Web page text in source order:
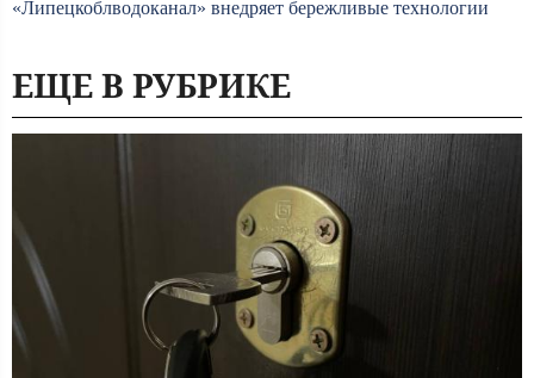
«Липецкоблводоканал» внедряет бережливые технологии
ЕЩЕ В РУБРИКЕ